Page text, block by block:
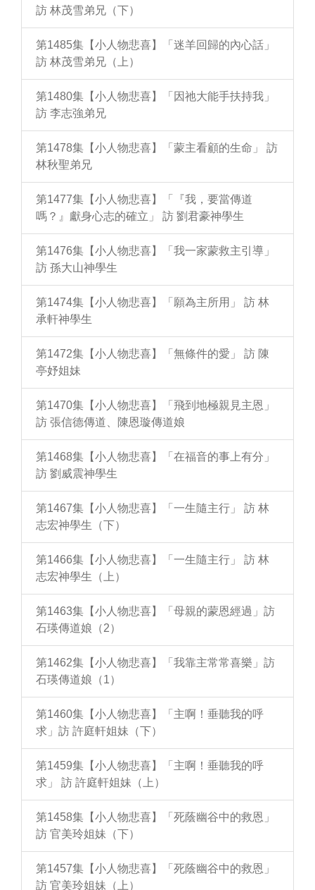
訪 林茂雪弟兄（下）
第1485集【小人物悲喜】「迷羊回歸的內心話」
訪 林茂雪弟兄（上）
第1480集【小人物悲喜】「因祂大能手扶持我」
訪 李志強弟兄
第1478集【小人物悲喜】「蒙主看顧的生命」 訪
林秋聖弟兄
第1477集【小人物悲喜】「『我，要當傳道
嗎？』獻身心志的確立」 訪 劉君豪神學生
第1476集【小人物悲喜】「我一家蒙救主引導」
訪 孫大山神學生
第1474集【小人物悲喜】「願為主所用」 訪 林
承軒神學生
第1472集【小人物悲喜】「無條件的愛」 訪 陳
亭妤姐妹
第1470集【小人物悲喜】「飛到地極親見主恩」
訪 張信德傳道、陳恩璇傳道娘
第1468集【小人物悲喜】「在福音的事上有分」
訪 劉威震神學生
第1467集【小人物悲喜】「一生隨主行」 訪 林
志宏神學生（下）
第1466集【小人物悲喜】「一生隨主行」 訪 林
志宏神學生（上）
第1463集【小人物悲喜】「母親的蒙恩經過」訪
石瑛傳道娘（2）
第1462集【小人物悲喜】「我靠主常常喜樂」訪
石瑛傳道娘（1）
第1460集【小人物悲喜】「主啊！垂聽我的呼
求」訪 許庭軒姐妹（下）
第1459集【小人物悲喜】「主啊！垂聽我的呼
求」 訪 許庭軒姐妹（上）
第1458集【小人物悲喜】「死蔭幽谷中的救恩」
訪 官美玲姐妹（下）
第1457集【小人物悲喜】「死蔭幽谷中的救恩」
訪 官美玲姐妹（上）